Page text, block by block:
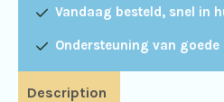
Vandaag besteld, snel in
Ondersteuning van goede
Description